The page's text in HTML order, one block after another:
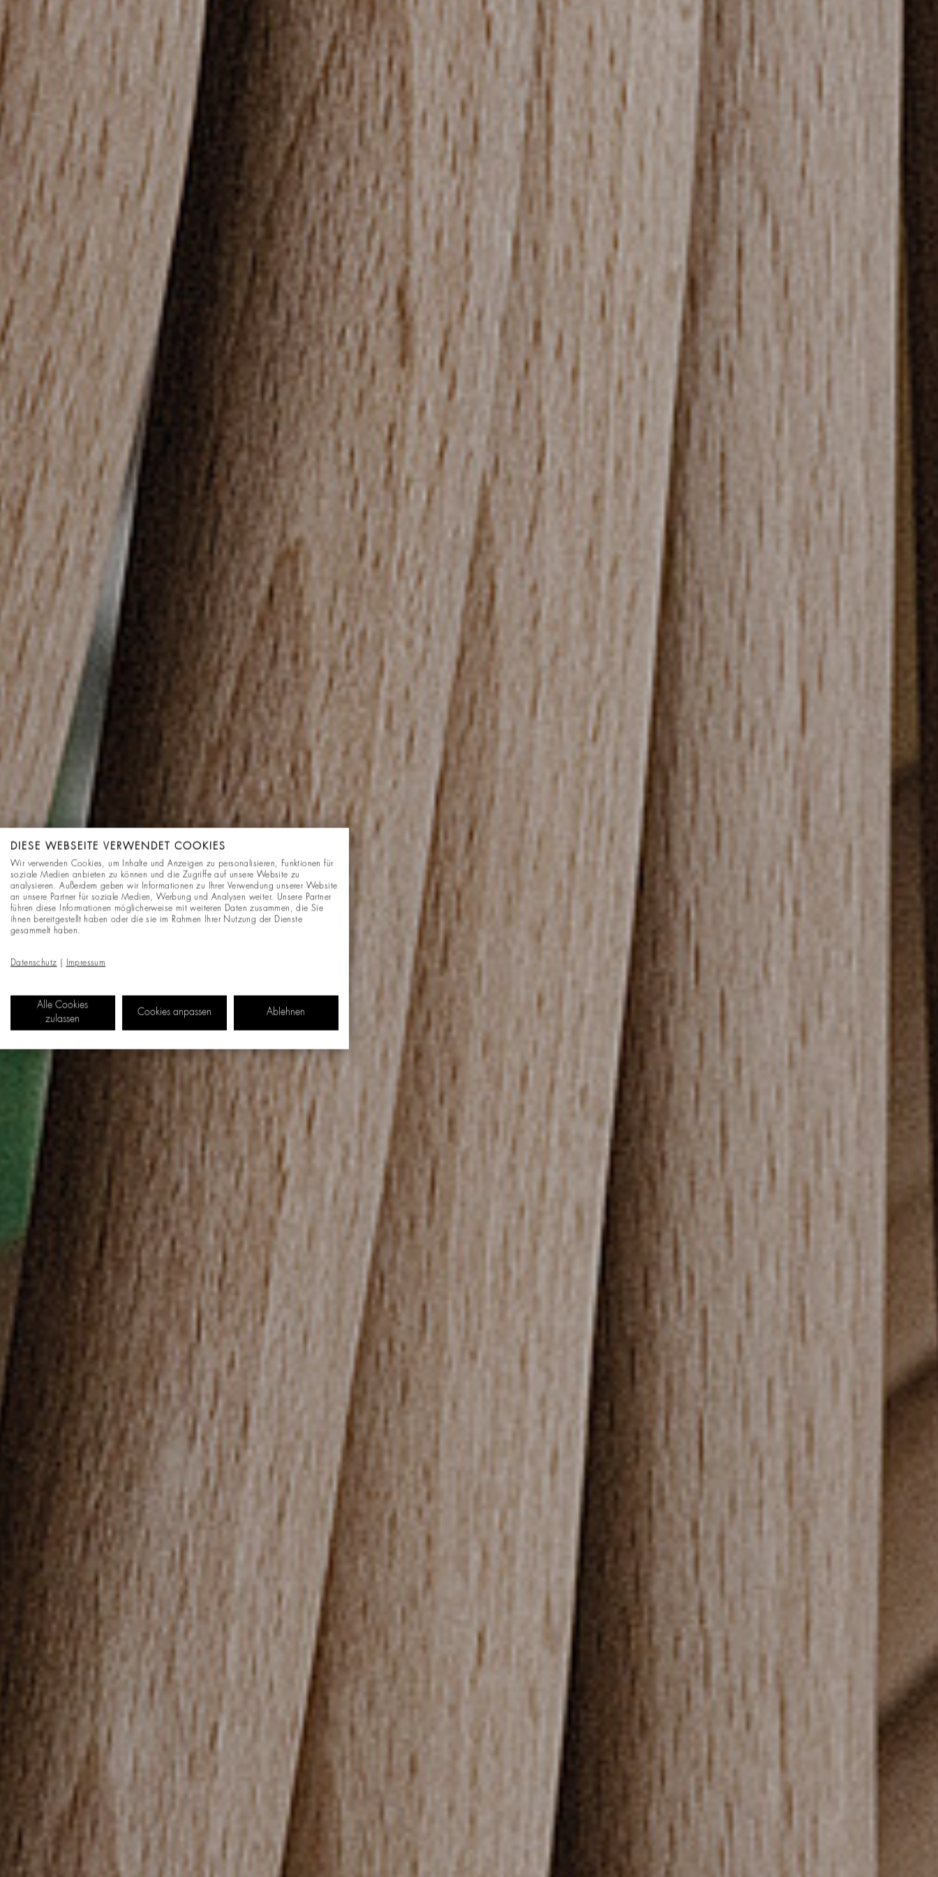
DIESE WEBSEITE VERWENDET COOKIES
Wir verwenden Cookies, um Inhalte und Anzeigen zu personalisieren, Funktionen für
soziale Medien anbieten zu können und die Zugriffe auf unsere Website zu
analysieren. Außerdem geben wir Informationen zu Ihrer Verwendung unserer Website
an unsere Partner für soziale Medien, Werbung und Analysen weiter. Unsere Partner
führen diese Informationen möglicherweise mit weiteren Daten zusammen, die Sie
ihnen bereitgestellt haben oder die sie im Rahmen Ihrer Nutzung der Dienste
gesammelt haben.
Datenschutz Impressum
Alle Cookies
zulassen
Cookies anpassen Ablehnen